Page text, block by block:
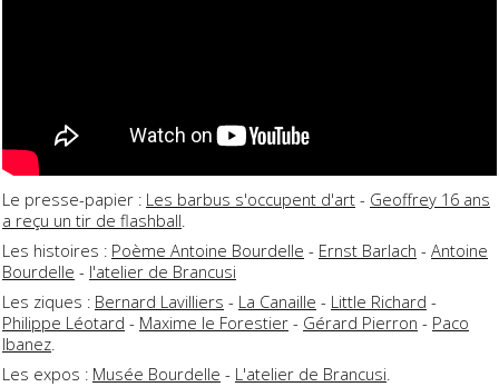
Le presse-papier : Les barbus s'occupent d'art - Geoffrey 16 ans
a reçu un tir de flashball
Les histoires : Poème Antoine Bourdelle - Ernst Barlach - Antoine
Bourdelle - l'atelier de Brancusi
Les ziques : Bernard Lavilliers - La Canaille - Little Richard -
Philippe Léotard - Maxime le Forestier - Gérard Pierron - Paco
Ibanez.
Les expos : Musée Bourdelle - L'atelier de Brancusi.